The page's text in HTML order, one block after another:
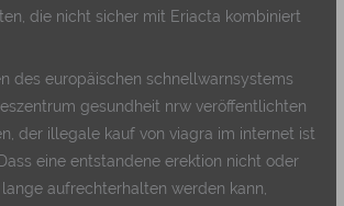
die nicht sicher mit Eriacta kombiniert
des europäischen schnellwarnsystems
gesundheit nrw veröffentlichten
der illegale kauf von viagra im internet ist
eine entstandene erektion nicht oder
aufrechterhalten werden kann,